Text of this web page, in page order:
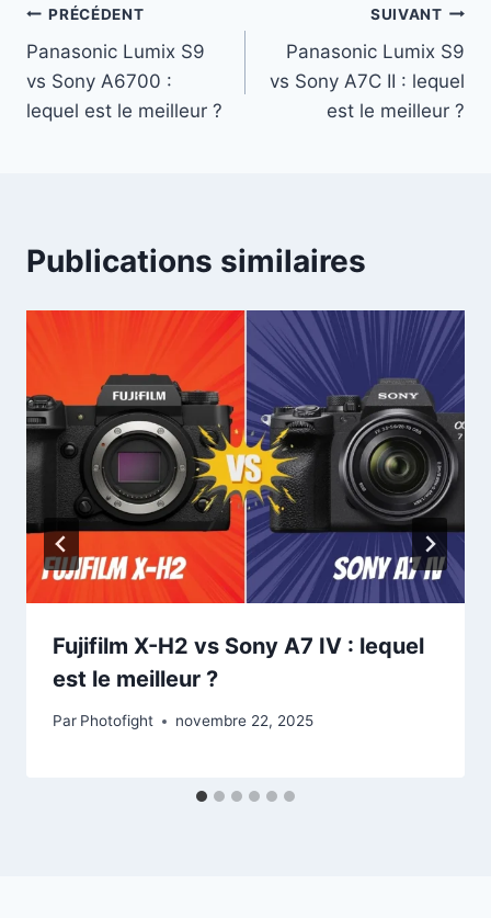
Navigation
de
l’article
PRÉCÉDENT
Panasonic Lumix S9
vs Sony A6700 :
lequel est le meilleur ?
SUIVANT
Panasonic Lumix S9
vs Sony A7C II : lequel
est le meilleur ?
Publications similaires
Fujifilm X-H2 vs Sony A7 IV : lequel
est le meilleur ?
Par Photofight novembre 22, 2025